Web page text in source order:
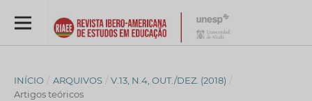
INÍCIO / ARQUIVOS / V.13, N.4, OUT./DEZ. (2018) /
Artigos teóricos